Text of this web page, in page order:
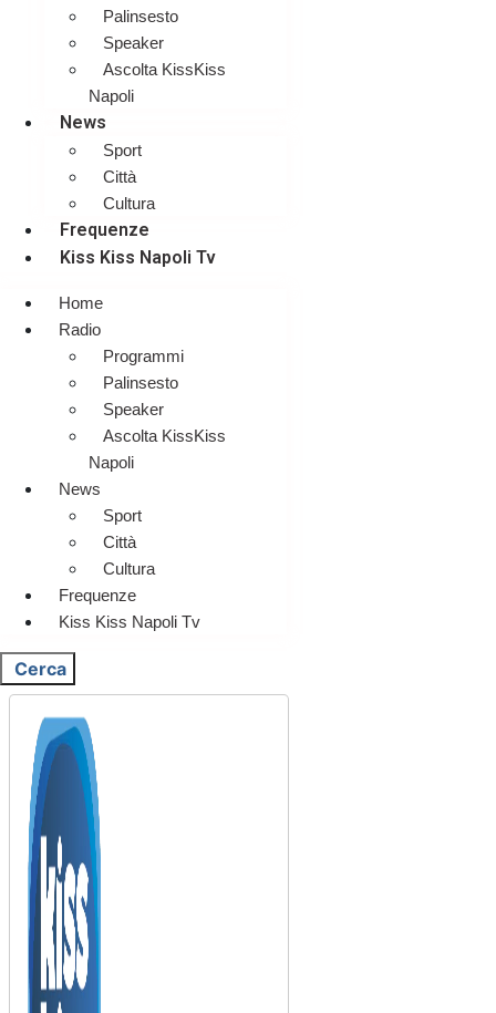
Palinsesto
Speaker
Ascolta KissKiss
Napoli
News
Sport
Città
Cultura
Frequenze
Kiss Kiss Napoli Tv
Home
Radio
Programmi
Palinsesto
Speaker
Ascolta KissKiss
Napoli
News
Sport
Città
Cultura
Frequenze
Kiss Kiss Napoli Tv
Cerca